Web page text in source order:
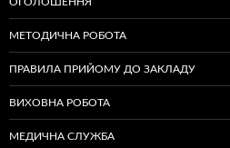
ОГОЛОШЕННЯ
МЕТОДИЧНА РОБОТА
ПРАВИЛА ПРИЙОМУ ДО ЗАКЛАДУ
ВИХОВНА РОБОТА
МЕДИЧНА СЛУЖБА